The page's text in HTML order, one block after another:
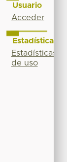
Usuario
Acceder
Estadísticas
Estadísticas
de uso